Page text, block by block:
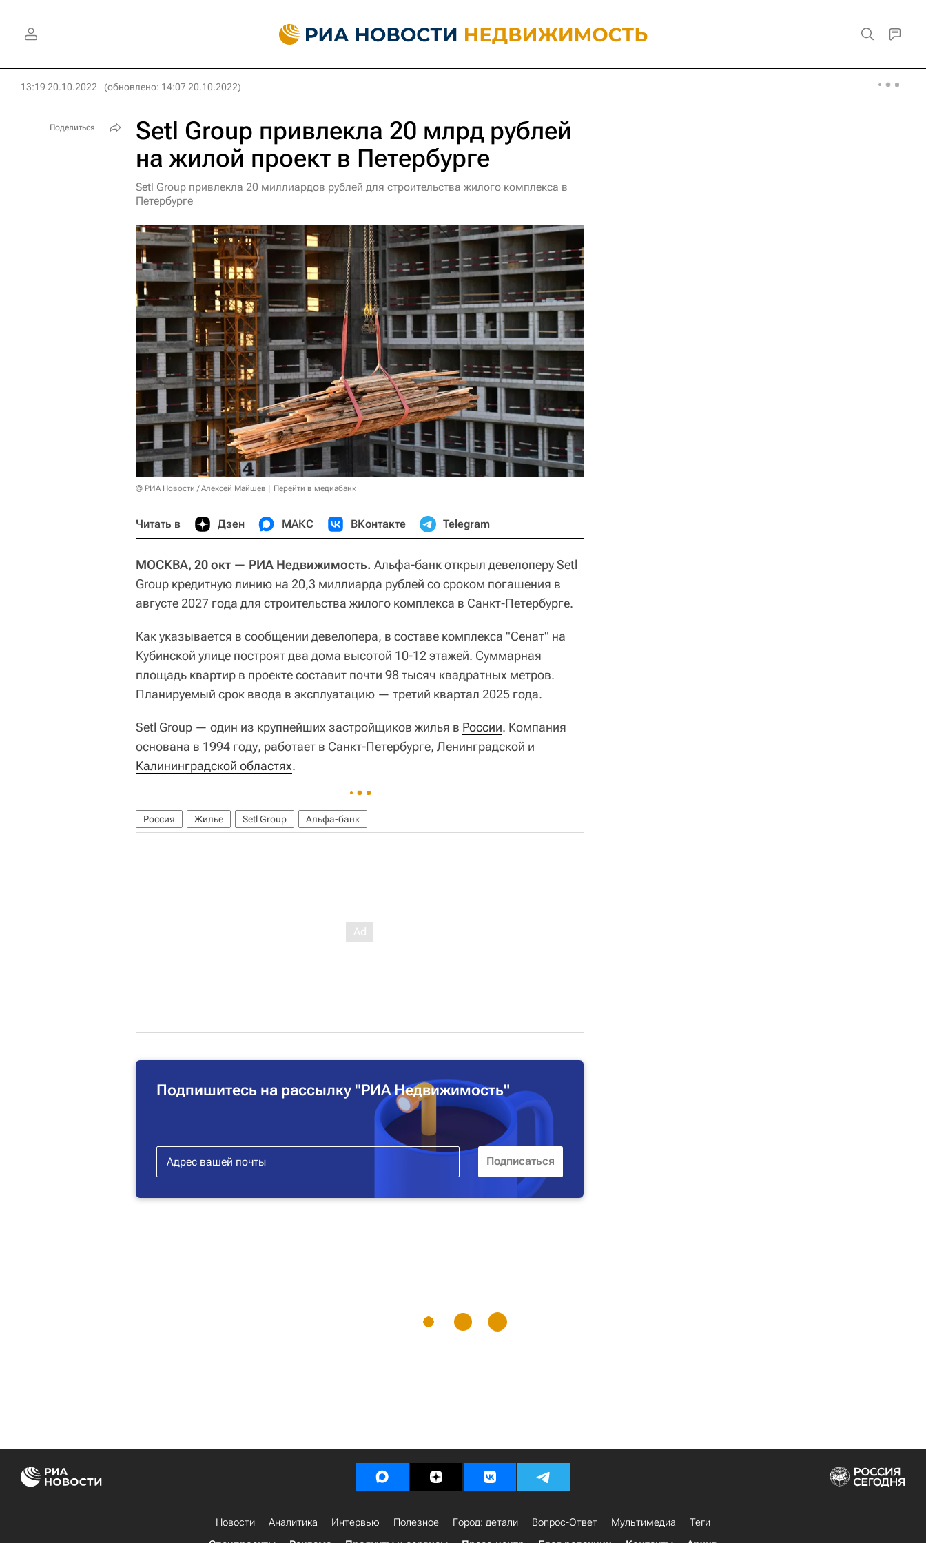
13:19 20.10.2022 (обновлено: 14:07 20.10.2022)
Setl Group привлекла 20 млрд рублей
на жилой проект в Петербурге
Setl Group привлекла 20 миллиардов рублей для строительства жилого комплекса в
Петербурге
© РИА Новости / Алексей Майшев Перейти в медиабанк
Читать в Дзен МАКС ВКонтакте Telegram
МОСКВА, 20 окт — РИА Недвижимость. Альфа-банк открыл девелоперу Setl
Group кредитную линию на 20,3 миллиарда рублей со сроком погашения в
августе 2027 года для строительства жилого комплекса в Санкт-Петербурге.
Как указывается в сообщении девелопера, в составе комплекса "Сенат" на
Кубинской улице построят два дома высотой 10-12 этажей. Суммарная
площадь квартир в проекте составит почти 98 тысяч квадратных метров.
Планируемый срок ввода в эксплуатацию — третий квартал 2025 года.
Setl Group — один из крупнейших застройщиков жилья в России. Компания
основана в 1994 году, работает в Санкт-Петербурге, Ленинградской и
Калининградской областях.
Россия Жилье Setl Group Альфа-банк
Подпишитесь на рассылку "РИА Недвижимость"
Поделиться
Новости Аналитика Интервью Полезное Город: детали Вопрос-Ответ Мультимедиа
Теги